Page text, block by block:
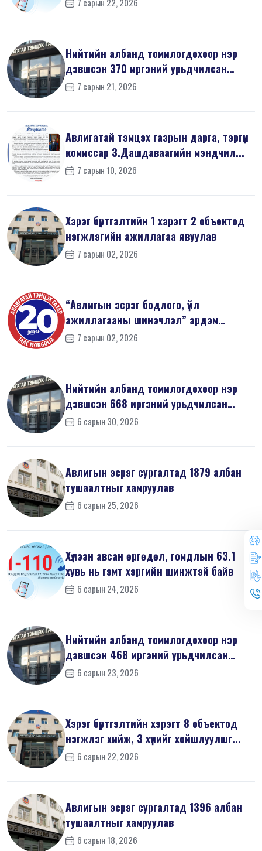
Нийтийн албанд томилогдохоор нэр
дэвшсэн 370 иргэний урьдчилсан
мэдүүл...
7 сарын 21, 2026
Авлигатай тэмцэх газрын дарга, тэргүүн
комиссар З.Дашдаваагийн мэндчил...
7 сарын 10, 2026
Хэрэг бүртгэлтийн 1 хэрэгт 2 объектод
нэгжлэгийн ажиллагаа явуулав
7 сарын 02, 2026
“Авлигын эсрэг бодлого, үйл
ажиллагааны шинэчлэл” эрдэм
шинжилгээний б...
7 сарын 02, 2026
Нийтийн албанд томилогдохоор нэр
дэвшсэн 668 иргэний урьдчилсан
мэдүүл...
6 сарын 30, 2026
Авлигын эсрэг сургалтад 1879 албан
тушаалтныг хамруулав
6 сарын 25, 2026
Хүлээн авсан өргөдөл, гомдлын 63.1
хувь нь гэмт хэргийн шинжтэй байв
6 сарын 24, 2026
Нийтийн албанд томилогдохоор нэр
дэвшсэн 468 иргэний урьдчилсан
мэдүүл...
6 сарын 23, 2026
Хэрэг бүртгэлтийн хэрэгт 8 объектод
нэгжлэг хийж, 3 хүнийг хойшлуулшг...
6 сарын 22, 2026
Авлигын эсрэг сургалтад 1396 албан
тушаалтныг хамруулав
6 сарын 18, 2026